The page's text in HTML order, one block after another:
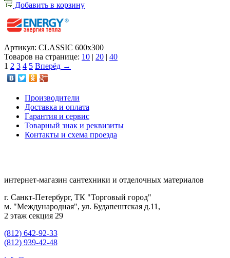
Добавить в корзину
Артикул: CLASSIC 600x300
Товаров на странице: 10 | 20 | 40
1 2 3 4 5 Вперёд →
Производители
Доставка и оплата
Гарантия и сервис
Товарный знак и реквизиты
Контакты и схема проезда
интернет-магазин сантехники и отделочных материалов
г. Санкт-Петербург, ТК "Торговый город"
м. "Международная", ул. Будапештская д.11,
2 этаж секция 29
(812) 642-92-33
(812) 939-42-48